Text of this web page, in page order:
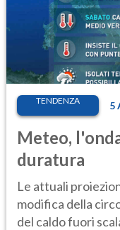
TENDENZA 5
Meteo,
duratura
Le attuali
modifica della
del caldo fuori